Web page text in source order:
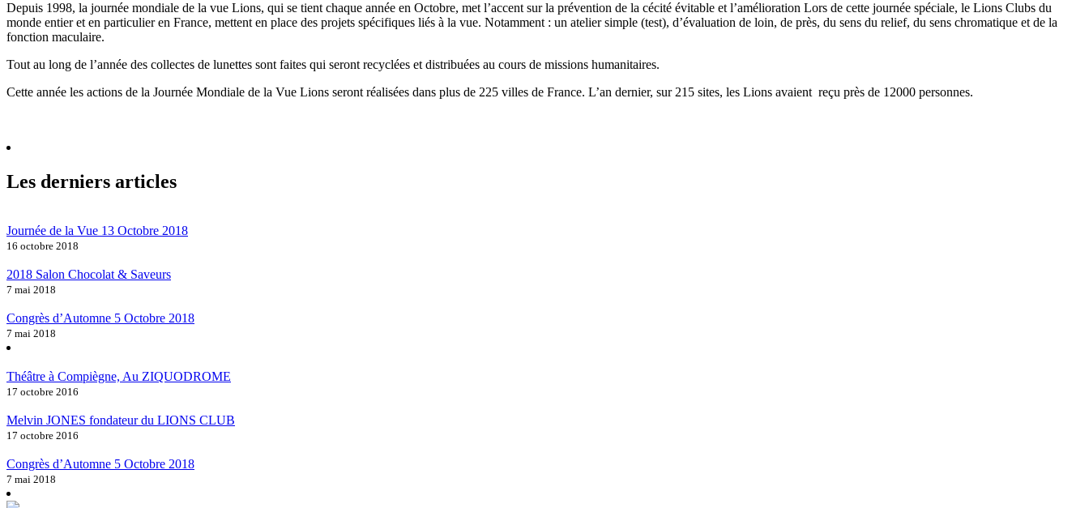
Depuis 1998, la journée mondiale de la vue Lions, qui se tient chaque année en Octobre, met l’accent sur la prévention de la cécité évitable et l’amélioration Lors de cette journée spéciale, le Lions Clubs du
monde entier et en particulier en France, mettent en place des projets spécifiques liés à la vue. Notamment : un atelier simple (test), d’évaluation de loin, de près, du sens du relief, du sens chromatique et de la
fonction maculaire.
Tout au long de l’année des collectes de lunettes sont faites qui seront recyclées et distribuées au cours de missions humanitaires.
Cette année les actions de la Journée Mondiale de la Vue Lions seront réalisées dans plus de 225 villes de France. L’an dernier, sur 215 sites, les Lions avaient reçu près de 12000 personnes.
Les derniers articles
Journée de la Vue 13 Octobre 2018
16 octobre 2018
2018 Salon Chocolat & Saveurs
7 mai 2018
Congrès d’Automne 5 Octobre 2018
7 mai 2018
Théâtre à Compiègne, Au ZIQUODROME
17 octobre 2016
Melvin JONES fondateur du LIONS CLUB
17 octobre 2016
Congrès d’Automne 5 Octobre 2018
7 mai 2018